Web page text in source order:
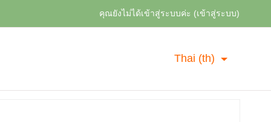
คุณยังไม่ได้เข้าสู่ระบบค่ะ (เข้าสู่ระบบ)
Thai ‎(th)‎